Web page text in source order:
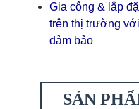
Gia công & lắp
trên thị trường
đảm bảo
SẢN